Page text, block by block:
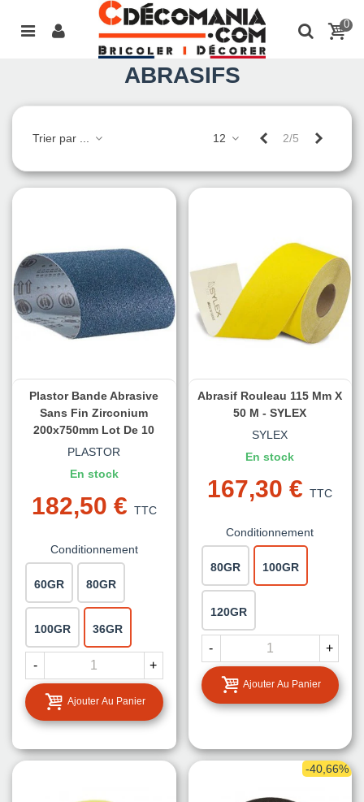
0
ABRASIFS
Trier par ... 12 Précédent
2/5
Plastor Bande Abrasive
Sans Fin Zirconium
200x750mm Lot De 10
PLASTOR
En stock
182,50 € TTC
Conditionnement
60GR 80GR
100GR 36GR
- +
Ajouter Au Panier
Abrasif Rouleau 115 Mm X
50 M - SYLEX
SYLEX
En stock
167,30 € TTC
Conditionnement
80GR 100GR
120GR
- +
Ajouter Au Panier
-40,66%